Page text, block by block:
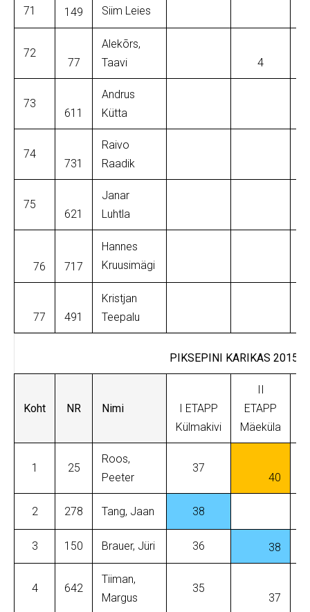
71 149 Siim Leies
72
77
Alekõrs,
Taavi
4
73
611
Andrus
Kütta
74
731
Raivo
Raadik
75
621
Janar
Luhtla
76 717
Hannes
Kruusimägi
77 491
Kristjan
Teepalu
PIKSEPINI KARIKAS 2015-
Koht NR Nimi
I ETAPP
Külmakivi
II
ETAPP
Mäeküla
1 25
Roos,
Peeter
37
40
2 278 Tang, Jaan 38
3 150 Brauer, Jüri 36 38
4 642
Tiiman,
Margus
35
37